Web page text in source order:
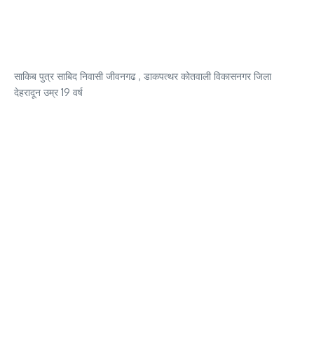
साकिब पुत्र साबिद निवासी जीवनगढ , डाकपत्थर कोतवाली विकासनगर जिला
देहरादून उम्र 19 वर्ष